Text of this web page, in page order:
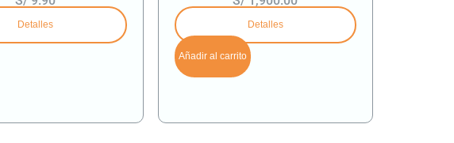
Detalles Detalles
Añadir al carrito